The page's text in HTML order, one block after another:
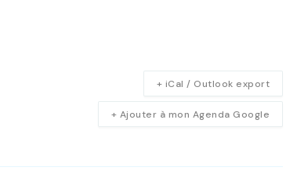
+ Ajouter à mon Agenda Google
+ iCal / Outlook export